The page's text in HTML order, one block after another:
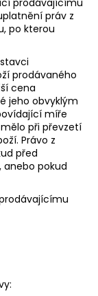
práv z
po kterou
prodávaného
cena
jeho obvyklým
míře
při převzetí
Právo z
před
anebo pokud